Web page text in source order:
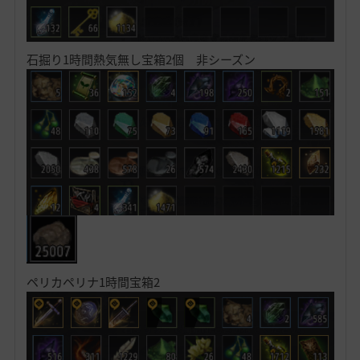
石掘り1時間熱気無し宝箱2個 非シーズン
ペリカペリナ1時間宝箱2